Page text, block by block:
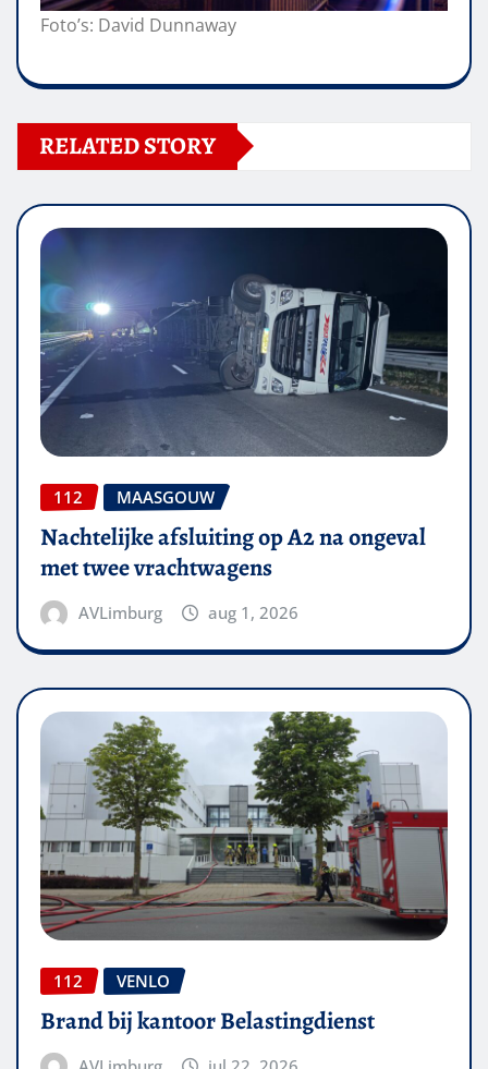
Foto’s: David Dunnaway
RELATED STORY
112 MAASGOUW
Nachtelijke afsluiting op A2 na ongeval
met twee vrachtwagens
AVLimburg aug 1, 2026
112 VENLO
Brand bij kantoor Belastingdienst